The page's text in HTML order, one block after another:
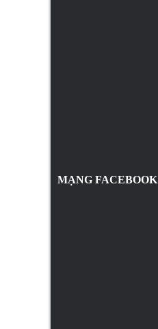
MẠNG FACEBOOK